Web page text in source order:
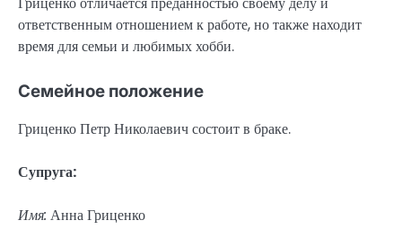
ответственным отношением к работе, но также находит
время для семьи и любимых хобби.
Семейное положение
Гриценко Петр Николаевич состоит в браке.
Супруга:
Имя: Анна Гриценко